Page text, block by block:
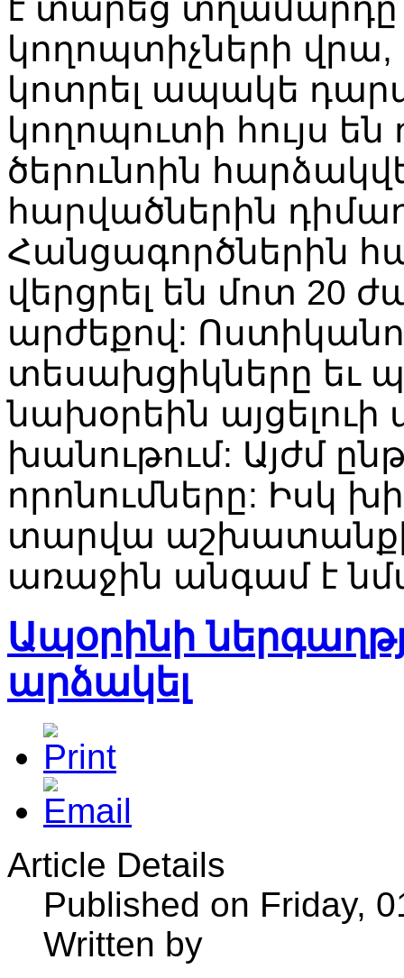
է տարեց տղամարդը
կողոպտիչների վրա,
կոտրել ապակե
կողոպուտի հույս
ծերունոին
հարվածներին
Հանցագործներին
վերցրել են մոտ 20
արժեքով:
տեսախցիկները եւ
նախօրեին
խանութում: Այժմ
որոնումները: Իսկ
տարվա աշխատանքի
առաջին անգամ է
Ապօրինի
արձակել
Article Details
Published on Friday,
Written by